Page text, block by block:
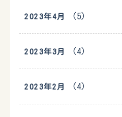
2023年4月 (5)
2023年3月 (4)
2023年2月 (4)